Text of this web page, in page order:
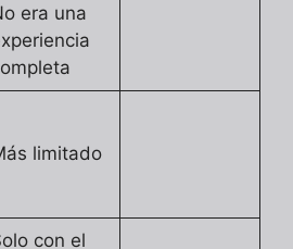
era una
limitado
con el